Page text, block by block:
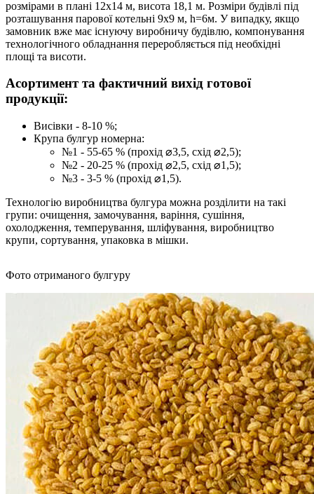
розмірами в плані 12х14 м, висота 18,1 м. Розміри будівлі під
розташування парової котельні 9х9 м, h=6м. У випадку, якщо
замовник вже має існуючу виробничу будівлю, компонування
технологічного обладнання переробляється під необхідні
площі та висоти.
Асортимент та фактичний вихід готової
продукції:
Висівки - 8-10 %;
Крупа булгур номерна:
№1 - 55-65 % (прохід ⌀3,5, схід ⌀2,5);
№2 - 20-25 % (прохід ⌀2,5, схід ⌀1,5);
№3 - 3-5 % (прохід ⌀1,5).
Технологію виробництва булгура можна розділити на такі
групи: очищення, замочування, варіння, сушіння,
охолодження, темперування, шліфування, виробництво
крупи, сортування, упаковка в мішки.
Фото отриманого булгуру